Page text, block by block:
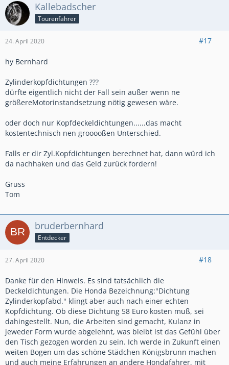
Kallebadscher
Tourenfahrer
24. April 2020 #17
hy Bernhard
Zylinderkopfdichtungen ???
dürfte eigentlich nicht der Fall sein außer wenn ne
größereMotorinstandsetzung nötig gewesen wäre.
oder doch nur Kopfdeckeldichtungen......das macht
kostentechnisch nen grooooßen Unterschied.
Falls er dir Zyl.Kopfdichtungen berechnet hat, dann würd ich
da nachhaken und das Geld zurück fordern!
Gruss
Tom
bruderbernhard
Entdecker
27. April 2020 #18
Danke für den Hinweis. Es sind tatsächlich die
Deckeldichtungen. Die Honda Bezeichnung:"Dichtung
Zylinderkopfabd." klingt aber auch nach einer echten
Kopfdichtung. Ob diese Dichtung 58 Euro kosten muß, sei
dahingestellt. Nun, die Arbeiten sind gemacht, Kulanz in
jeweder Form wurde abgelehnt, was bleibt ist das Gefühl über
den Tisch gezogen worden zu sein. Ich werde in Zukunft einen
weiten Bogen um das schöne Städchen Königsbrunn machen
und auch meine Erfahrungen an andere Hondafahrer, mit